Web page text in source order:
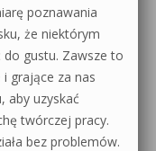
poznawania
że niektórym
gustu. Zawsze to
grające za nas
aby uzyskać
twórczej pracy.
bez problemów.